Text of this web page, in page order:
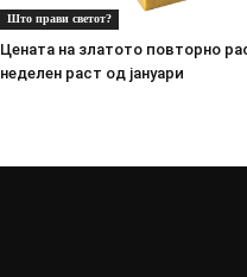
Што прави светот?
Цената на златото пoвторно
неделен раст од јануари